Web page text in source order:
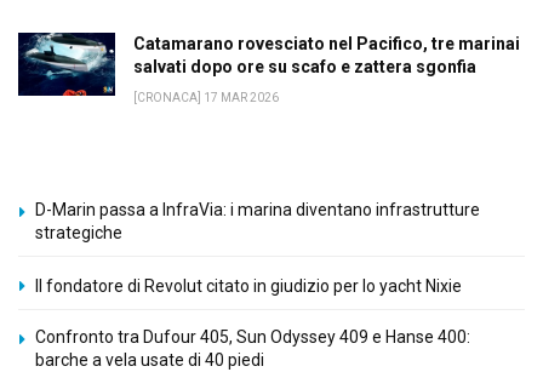
Catamarano rovesciato nel Pacifico, tre marinai
salvati dopo ore su scafo e zattera sgonfia
[CRONACA] 17 MAR 2026
D-Marin passa a InfraVia: i marina diventano infrastrutture
strategiche
Il fondatore di Revolut citato in giudizio per lo yacht Nixie
Confronto tra Dufour 405, Sun Odyssey 409 e Hanse 400:
barche a vela usate di 40 piedi